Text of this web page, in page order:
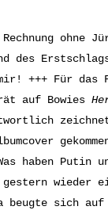
ohne
Erstschlags
+++ Für
auf Bowies
haben Putin
wieder
beugte sich auf